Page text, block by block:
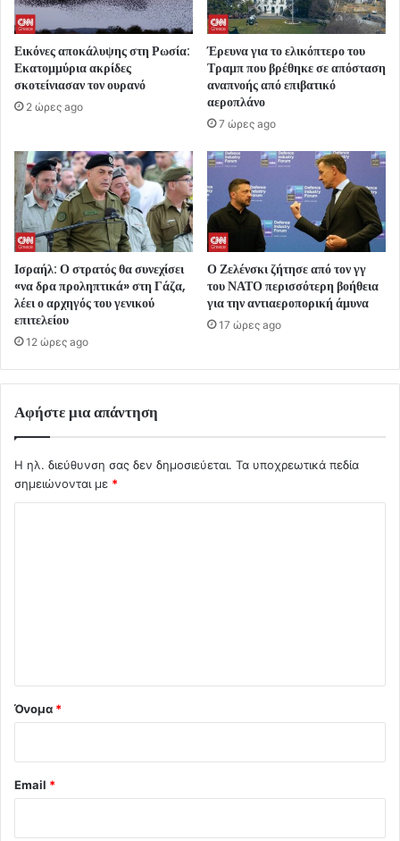
Εικόνες αποκάλυψης στη Ρωσία:
Εκατομμύρια ακρίδες
σκοτείνιασαν τον ουρανό
2 ώρες ago
Έρευνα για το ελικόπτερο του
Τραμπ που βρέθηκε σε απόσταση
αναπνοής από επιβατικό
αεροπλάνο
7 ώρες ago
Ισραήλ: Ο στρατός θα συνεχίσει
«να δρα προληπτικά» στη Γάζα,
λέει ο αρχηγός του γενικού
επιτελείου
12 ώρες ago
Ο Ζελένσκι ζήτησε από τον γγ
του ΝΑΤΟ περισσότερη βοήθεια
για την αντιαεροπορική άμυνα
17 ώρες ago
Αφήστε μια απάντηση
Η ηλ. διεύθυνση σας δεν δημοσιεύεται. Τα υποχρεωτικά πεδία
σημειώνονται με *
Όνομα *
Email *